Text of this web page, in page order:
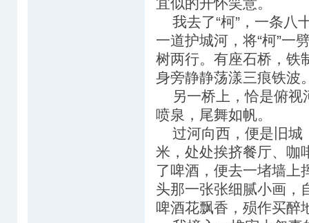
我去了“柯”，一条八
一道护城河，将“柯”一
树两行。有座石桥，铁
身旁静静荡漾三痕铁波
另一桥上，恰是俯视
喷泉，尾舞如帆。
过河向西，便是旧城
米，处处挨挤餐厅、咖
了啤酒，便去一堵墙上
头那一张张细腻小画，
啤酒花飘香，殒作买醉